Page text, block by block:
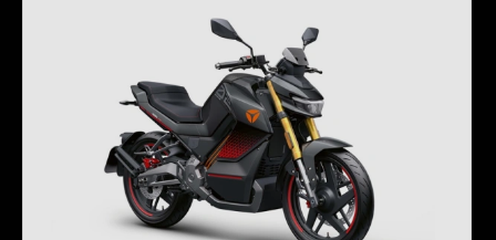
ROBBANÓMOTOROS KERÉKPÁR ALKATRÉSZEK
SIMSON ALKATRÉSZEK
AKKUMULÁTOR (ROBOGÓ, MOPED, QUAD)
BERÚGÓ ALKATRÉSZEK (ROBOGÓ, MOPED, QUAD)
BOWDENEK, SPIRÁLOK
CSAPÁGYAK, SZIMERINGEK
DOBOZOK, BOXOK, CSOMAGTARTÓK